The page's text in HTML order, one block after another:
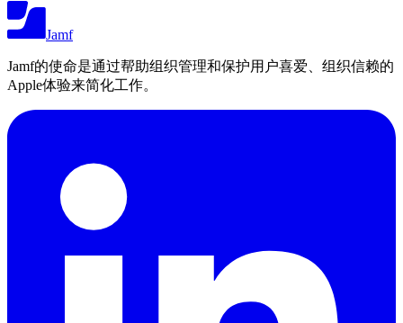
Jamf
Jamf的使命是通过帮助组织管理和保护用户喜爱、组织信赖的
Apple体验来简化工作。